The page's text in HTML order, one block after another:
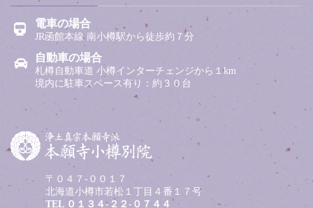
電車の場合
JR函館本線 南小樽駅から徒歩約７分
自動車の場合
札樽自動車道 小樽インターチェンジから１km
境内に駐車スペース有り：約３０台
〒０４７-００１７
北海道小樽市若松１丁目４番１７号
TEL ０１３４-２２-０７４４